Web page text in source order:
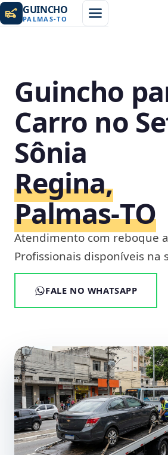
GUINCHO
PALMAS-TO
Guincho
Carro no
Sônia
Regina,
Palmas‑TO
Atendimento com reboque
Profissionais disponíveis na
FALE NO WHATSAPP